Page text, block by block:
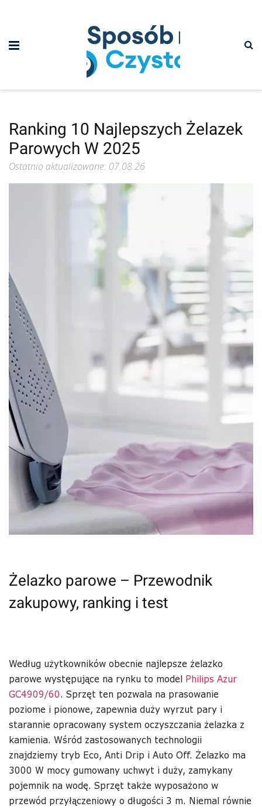
Ranking 10 Najlepszych Żelazek
Parowych W 2025
Ostatnio aktualizowane: 07.08.26
Żelazko parowe – Przewodnik
zakupowy, ranking i test
Według użytkowników obecnie najlepsze żelazko
parowe występujące na rynku to model Philips Azur
GC4909/60. Sprzęt ten pozwala na prasowanie
poziome i pionowe, zapewnia duży wyrzut pary i
starannie opracowany system oczyszczania żelazka z
kamienia. Wśród zastosowanych technologii
znajdziemy tryb Eco, Anti Drip i Auto Off. Żelazko ma
3000 W mocy gumowany uchwyt i duży, zamykany
pojemnik na wodę. Sprzęt także wyposażono w
przewód przyłączeniowy o długości 3 m. Niemal równie